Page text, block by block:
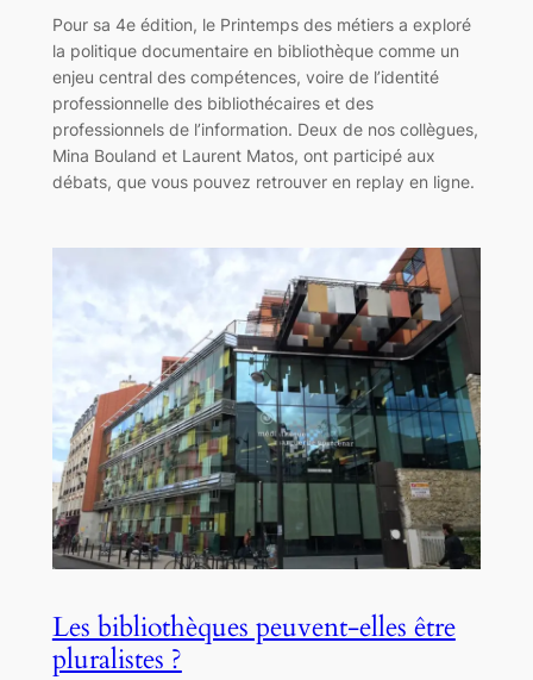
Pour sa 4e édition, le Printemps des métiers a exploré
la politique documentaire en bibliothèque comme un
enjeu central des compétences, voire de l’identité
professionnelle des bibliothécaires et des
professionnels de l’information. Deux de nos collègues,
Mina Bouland et Laurent Matos, ont participé aux
débats, que vous pouvez retrouver en replay en ligne.
Les bibliothèques peuvent-elles être
pluralistes ?